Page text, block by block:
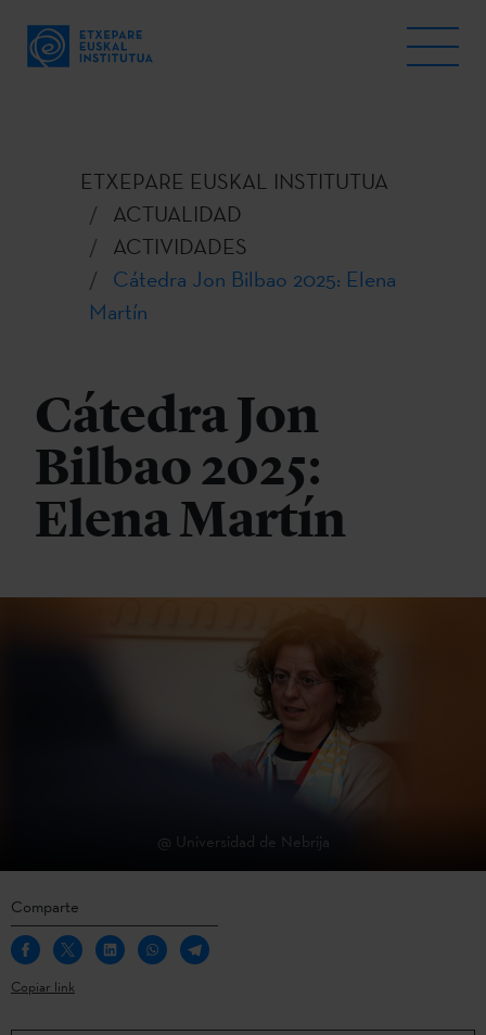
ETXEPARE EUSKAL INSTITUTUA
ACTUALIDAD
ACTIVIDADES
Cátedra Jon Bilbao 2025: Elena
Martín
Cátedra Jon
Bilbao 2025:
Elena Martín
@ Universidad de Nebrija
Comparte
Copiar link